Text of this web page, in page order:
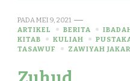
PADA MEI 9, 2021
ARTIKEL
BERITA
KITAB
KULIAH
TASAWUF
ZAWIYAH